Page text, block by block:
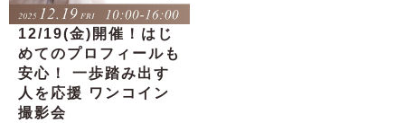
12/19(金)開催！はじ
めてのプロフィールも
安心！ 一歩踏み出す
人を応援 ワンコイン
撮影会